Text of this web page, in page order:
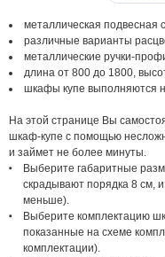
металлическая подвесная
различные варианты
металлические ручки-
длина от 800 до 1800,
шкафы купе выполняются
На этой странице Вы
шкаф-купе с помощью
и займет не более минуты.
Выберите габаритные
скрадывают порядка 8 см,
меньше).
Выберите комплектацию
показанные на схеме
комплектации).